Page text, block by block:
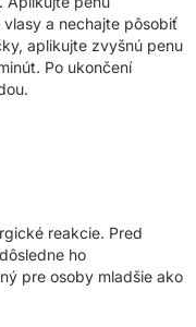
a nechajte pôsobiť
aplikujte zvyšnú penu
Po ukončení
reakcie. Pred
ho
pre osoby mladšie ako